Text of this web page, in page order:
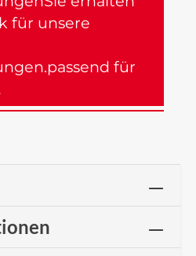
für unsere
für